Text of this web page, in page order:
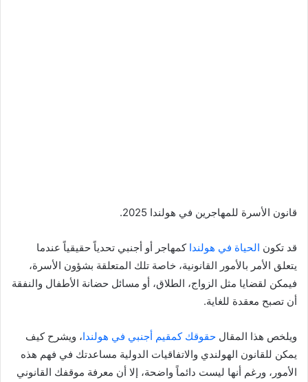
قانون الأسرة للمهاجرين في هولندا 2025.
قد تكون الحياة في هولندا كمهاجر أو أجنبي تحدياً حقيقياً عندما
يتعلق الأمر بالأمور القانونية، خاصة تلك المتعلقة بشؤون الأسرة،
فيمكن لقضايا مثل الزواج، الطلاق، أو مسائل حضانة الأطفال والنفقة
أن تصبح معقدة للغاية.
ويلخص هذا المقال حقوقك كمقيم أجنبي في هولندا، ويشرح كيف
يمكن للقانون الهولندي والاتفاقيات الدولية مساعدتك في فهم هذه
الأمور، ورغم أنها ليست دائماً واضحة، إلا أن معرفة موقفك القانوني